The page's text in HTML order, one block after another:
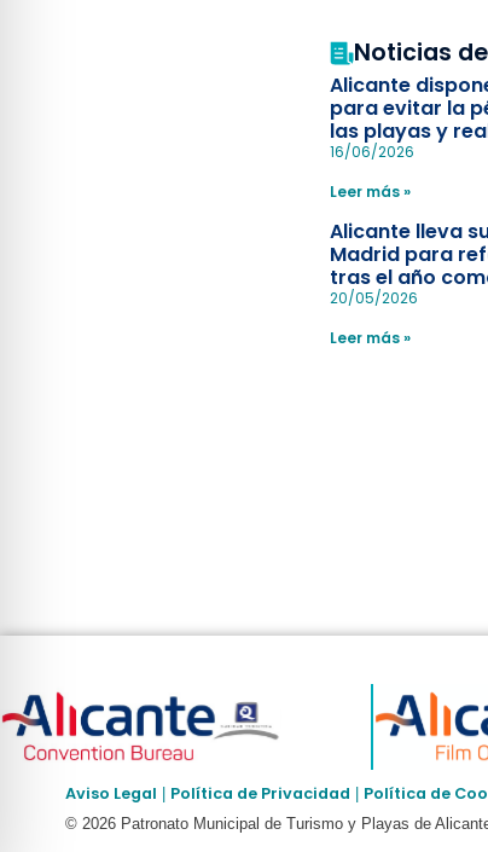
Noticias
Alicante
para evitar la
las playas y
simulacro de
16/06/2026
Leer más »
Alicante lleva
Madrid para
tras el año
Española”
20/05/2026
Leer más »
Aviso Legal Política de Privacidad Política de
© 2026 Patronato Municipal de Turismo y Playas de